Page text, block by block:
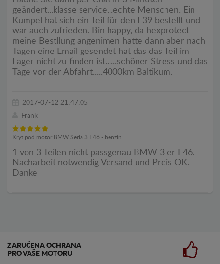
geändert...klasse service...echte Menschen. Ein
Kumpel hat sich ein Teil für den E39 bestellt und
war auch zufrieden. Bin happy, da hexprotect
meine Bestllung angenimen hatte dann aber nach
Tagen eine Email gesendet hat das das Teil im
Lager nicht zu finden ist......schöner Stress und das
Tage vor der Abfahrt.....4000km Baltikum.
2017-07-12 21:47:05
Frank
Kryt pod motor BMW Seria 3 E46 - benzín
1 von 3 Teilen nicht passgenau BMW 3 er E46.
Nacharbeit notwendig Versand und Preis OK.
Danke
ZARUČENA OCHRANA
PRO VAŠE MOTORU